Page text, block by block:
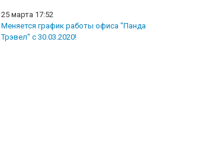
25 марта 17:52
Меняется график работы офиса "Панда
Трэвел" с 30.03.2020!